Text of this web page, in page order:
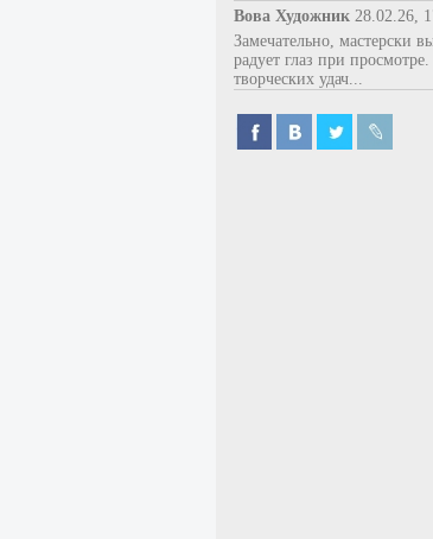
Вова Художник 28.02.26,
Замечательно, мастерски
радует глаз при
творческих удач...